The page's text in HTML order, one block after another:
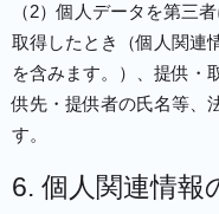
（2）個人データを第三
取得したとき（個人関連
を含みます。）、提供・
供先・提供者の氏名等、
す。
6. 個人関連情報